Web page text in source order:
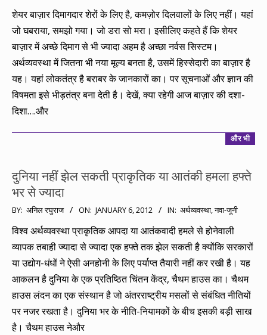
04-
05
शेयर बाज़ार दिमागदार शेरों के लिए है, कमज़ोर दिलवालों के लिए नहीं। यहां
जो घबराया, समझो गया। जो डरा सो मरा। इसीलिए कहते हैं कि शेयर
बाज़ार में अच्छे दिमाग से भी ज्यादा अहम है अच्छा नर्वस सिस्टम।
अर्थव्यवस्था में जितना भी नया मूल्य बनता है, उसमें हिस्सेदारी का बाज़ार है
यह। यहां लोकतंत्र है बराबर के जानकारों का। पर सूचनाओं और ज्ञान की
विषमता इसे भीड़तंत्र बना देती है। देखें, क्या रहेगी आज बाज़ार की दशा-
दिशा….और
और भी
दुनिया नहीं झेल सकती प्राकृतिक या आतंकी हमला हफ्ते
भर से ज्यादा
2012-
01-
BY: अनिल रघुराज ON: JANUARY 6, 2012 IN: अर्थव्यवस्था,नवा-जूनी
विश्व अर्थव्यवस्था प्राकृतिक आपदा या आतंकवादी हमले से होनेवाली
व्यापक तबाही ज्यादा से ज्यादा एक हफ्ते तक झेल सकती है क्योंकि सरकारों
या उद्योग-धंधों ने ऐसी अनहोनी के लिए पर्याप्त तैयारी नहीं कर रखी है। यह
आकलन है दुनिया के एक प्रतिष्ठित चिंतन केंद्र, चैथम हाउस का। चैथम
हाउस लंदन का एक संस्थान है जो अंतरराष्ट्रीय मसलों से संबंधित नीतियों
पर नजर रखता है। दुनिया भर के नीति-नियामकों के बीच इसकी बड़ी साख
है। चैथम हाउस नेऔर